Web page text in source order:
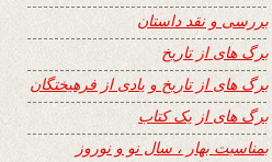
بررسی و نقد داستان
برگ های از تاریخ
برگ های از تاریخ و یادی از فرهیختگان
برگ های از یک کتاب
بمناسبت بهار ، سال نو و نوروز